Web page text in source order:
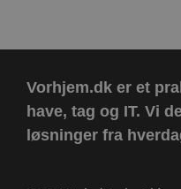
Vorhjem.dk er et
have, tag og IT. Vi
løsninger fra